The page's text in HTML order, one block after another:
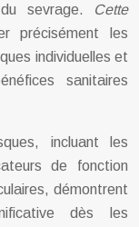
du sevrage.
Cette
précisément les
individuelles et
sanitaires
incluant les
de fonction
démontrent
dès les